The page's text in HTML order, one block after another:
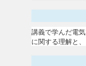
講義で学んだ電
に関する理解と